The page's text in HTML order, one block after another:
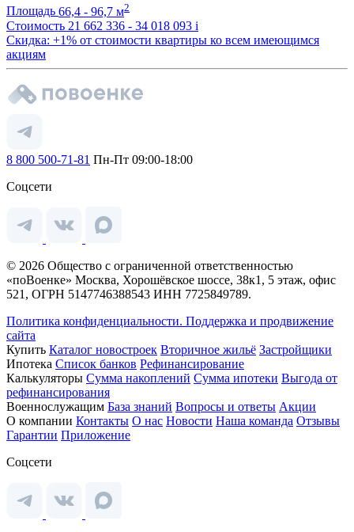
Площадь 66,4 - 96,7 м2
Стоимость 21 662 336 - 34 018 093 i
Скидка: +1% от стоимости квартиры ко всем имеющимся
акциям
8 800 500-71-81 Пн-Пт 09:00-18:00
Соцсети
© 2026 Общество с ограниченной ответственностью
«поВоенке» Москва, Хорошёвское шоссе, 38к1, 5 этаж, офис
521, ОГРН 5147746388543 ИНН 7725849789.
Политика конфиденциальности. Поддержка и продвижение
сайта
Купить Каталог новостроек Вторичное жильё Застройщики
Ипотека Список банков Рефинансирование
Калькуляторы Сумма накоплений Сумма ипотеки Выгода от
рефинансирования
Военнослужащим База знаний Вопросы и ответы Акции
О компании Контакты О нас Новости Наша команда Отзывы
Гарантии Приложение
Соцсети